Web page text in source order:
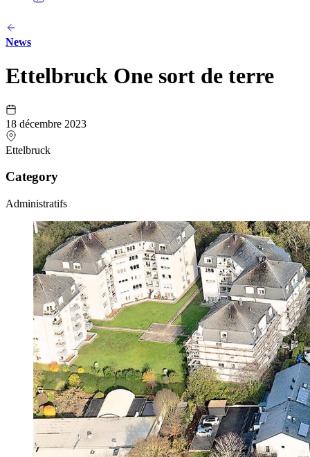
News
Ettelbruck One sort de terre
18 décembre 2023
Ettelbruck
Category
Administratifs